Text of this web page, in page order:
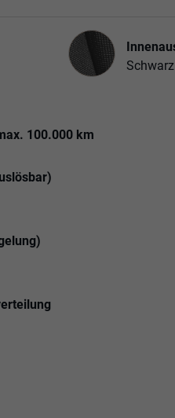
Innenausstattung
Schwarz
100.000 km